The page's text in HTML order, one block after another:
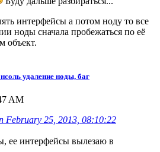
интерфейсы а потом ноду то все
ноды сначала пробежаться по её
объект.
удаление ноды, баг
AM
February 25, 2013, 08:10:22
ее интерфейсы вылезаю в